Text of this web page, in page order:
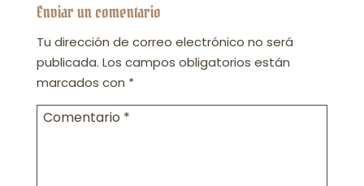
Enviar un comentario
Tu dirección de correo electrónico no será
publicada. Los campos obligatorios están
marcados con *